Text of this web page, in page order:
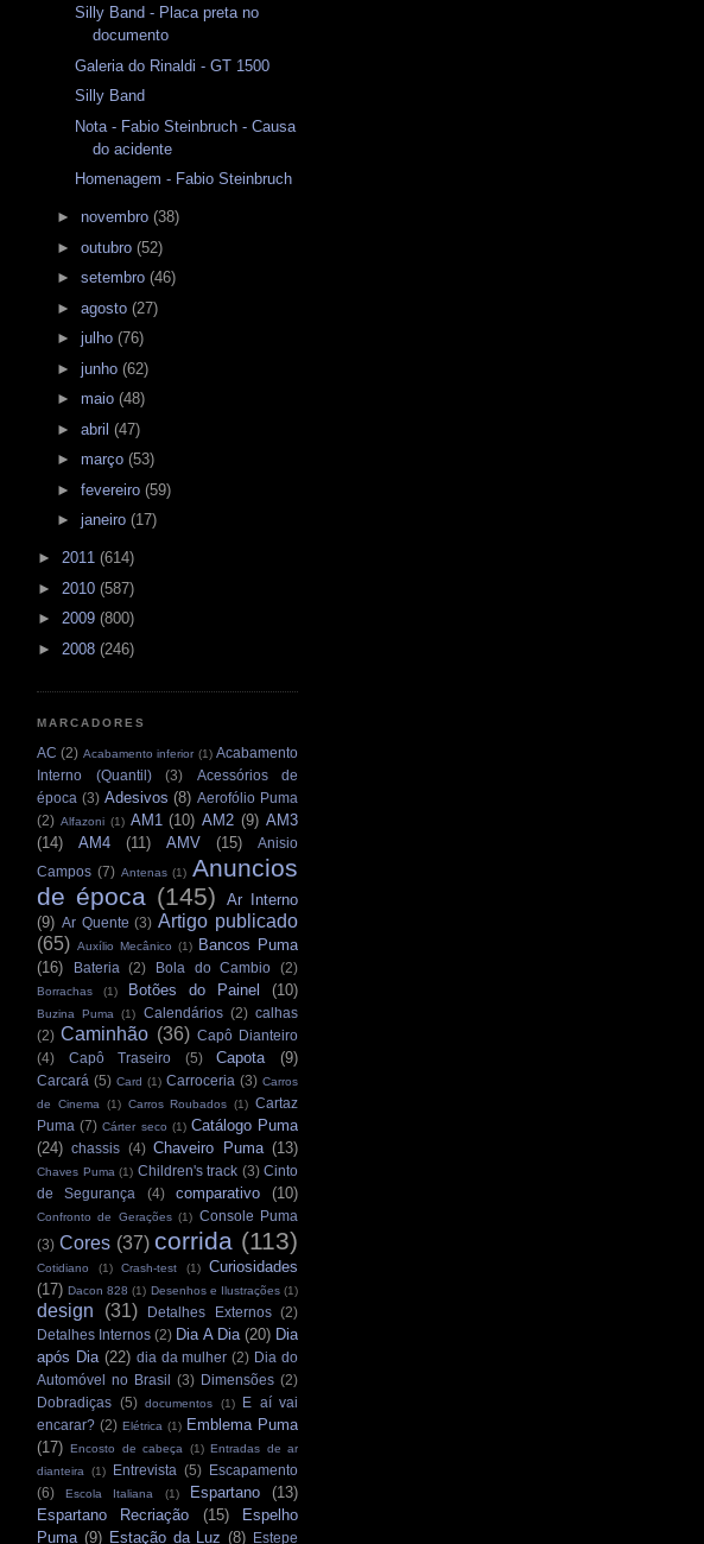
Silly Band - Placa preta no
documento
Galeria do Rinaldi - GT 1500
Silly Band
Nota - Fabio Steinbruch - Causa
do acidente
Homenagem - Fabio Steinbruch
► novembro (38)
► outubro (52)
► setembro (46)
► agosto (27)
► julho (76)
► junho (62)
► maio (48)
► abril (47)
► março (53)
► fevereiro (59)
► janeiro (17)
► 2011 (614)
► 2010 (587)
► 2009 (800)
► 2008 (246)
MARCADORES
AC (2) Acabamento inferior (1) Acabamento
Interno (Quantil)
(3)
Acessórios de
época (3) Adesivos (8) Aerofólio Puma
(2) Alfazoni (1) AM1 (10) AM2 (9) AM3
(14)
AM4 (11) AMV (15)
Anisio
Campos (7) Antenas (1) Anuncios
de época (145)
Ar Interno
(9) Ar Quente (3) Artigo publicado
(65) Auxílio Mecânico (1)
Bancos Puma
(16)
Bateria (2) Bola do Cambio (2)
Borrachas (1) Botões do Painel (10)
Buzina Puma (1) Calendários (2) calhas
(2) Caminhão (36) Capô Dianteiro
(4)
Capô Traseiro (5) Capota (9)
Carcará (5) Card (1) Carroceria (3) Carros
de Cinema
(1) Carros Roubados (1) Cartaz
Puma (7) Cárter seco (1) Catálogo Puma
(24) chassis (4) Chaveiro Puma (13)
Chaves Puma (1) Children's track (3) Cinto
de Segurança
(4) comparativo (10)
Confronto de Gerações (1) Console Puma
(3) Cores (37) corrida (113)
Cotidiano (1) Crash-test (1)
Curiosidades
(17) Dacon 828 (1) Desenhos e Ilustrações (1)
design (31) Detalhes Externos (2)
Detalhes Internos (2) Dia A Dia (20) Dia
após Dia (22) dia da mulher (2) Dia do
Automóvel no Brasil (3) Dimensões (2)
Dobradiças (5) documentos (1)
E aí vai
encarar? (2) Elétrica (1) Emblema Puma
(17) Encosto de cabeça (1) Entradas de ar
dianteira
(1) Entrevista (5) Escapamento
(6)
Escola Italiana (1) Espartano
(13)
Espartano Recriação
(15)
Espelho
Puma (9) Estação da Luz (8) Estepe